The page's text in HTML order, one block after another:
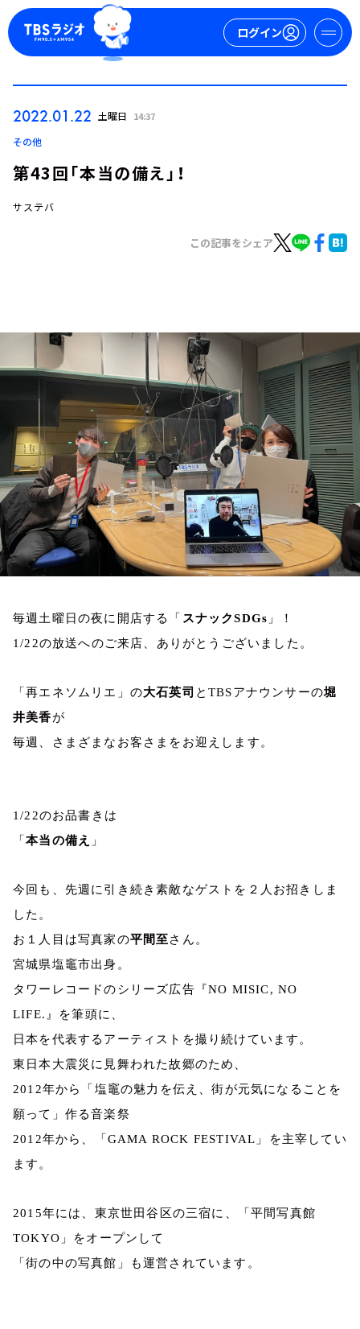
ログイン
トピックス
TBS Podcast
お知らせ
イベント・グッズ
YouTube
会社情報
2022.01.22 土曜日 14:37
その他
第43回「本当の備え」！
サステバ
この記事をシェア
毎週土曜日の夜に開店する「 スナックSDGs 」！
1/22の放送へのご来店、ありがとうございました。
「再エネソムリエ」の大石英司 とTBSアナウンサーの堀
井美香が
毎週、さまざまなお客さまをお迎えします。
1/22のお品書きは
「本当の備え 」
今回も、先週に引き続き素敵なゲストを２人お招きしま
した。
お１人目は写真家の平間至さん。
宮城県塩竈市出身。
タワーレコードのシリーズ広告『NO MISIC, NO
LIFE. 』を筆頭に、
日本を代表するアーティストを撮り続けています。
東日本大震災に見舞われた故郷のため、
2012年から「塩竈の魅力を伝え、街が元気になることを
願って」作る音楽祭
2012年から、「 GAMA ROCK FESTIVAL 」を主宰してい
ます。
2015年には、東京世田谷区の三宿に、「平間写真館
TOKYO 」をオープンして
「街の中の写真館」も運営されています。